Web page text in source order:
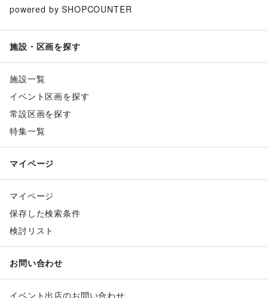
powered by SHOPCOUNTER
施設・区画を探す
施設一覧
イベント区画を探す
常設区画を探す
特集一覧
マイページ
マイページ
保存した検索条件
検討リスト
お問い合わせ
イベント出店のお問い合わせ